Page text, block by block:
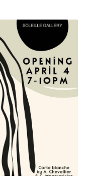
Eyes〉-一個策展